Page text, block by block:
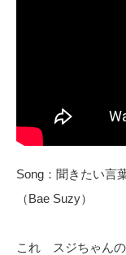
Song：聞きたい言
（Bae Suzy）
これ スジちゃん